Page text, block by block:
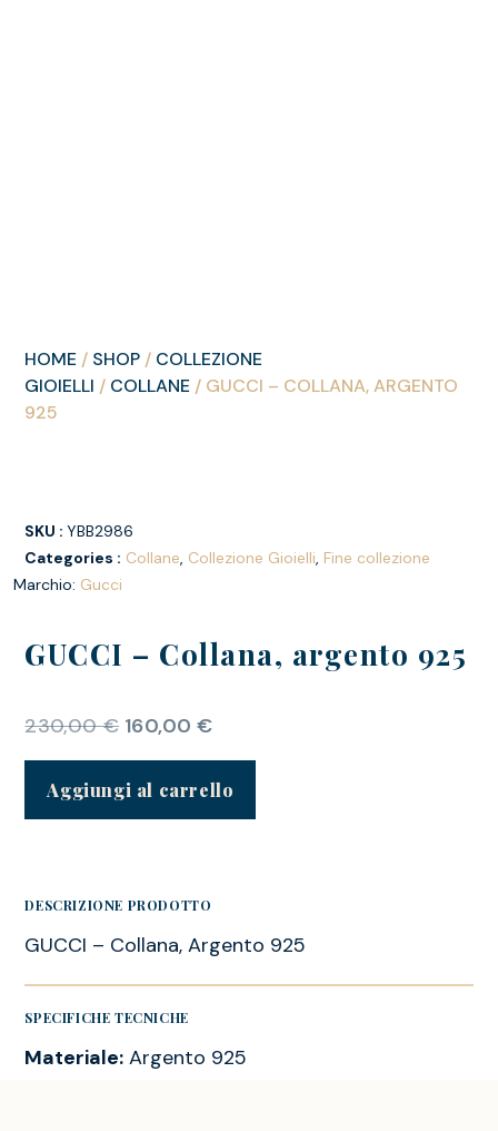
HOME / SHOP / COLLEZIONE
GIOIELLI / COLLANE / GUCCI – COLLANA, ARGENTO
925
SKU :YBB2986
Categories : Collane, Collezione Gioielli, Fine collezione
Marchio: Gucci
GUCCI – Collana, argento 925
230,00€ 160,00 €
Aggiungi al carrello
DESCRIZIONE PRODOTTO
GUCCI – Collana, Argento 925
SPECIFICHE TECNICHE
Materiale: Argento 925